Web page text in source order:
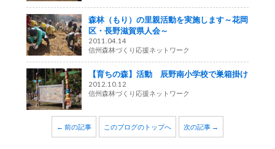
森林（もり）の里親活動を実施します～花岡
区・長野滋賀県人会～
2011.04.14
信州森林づくり応援ネットワーク
【育ちの森】活動 辰野南小学校で巣箱掛け
2012.10.12
信州森林づくり応援ネットワーク
← 前の記事 このブログのトップへ 次の記事 →